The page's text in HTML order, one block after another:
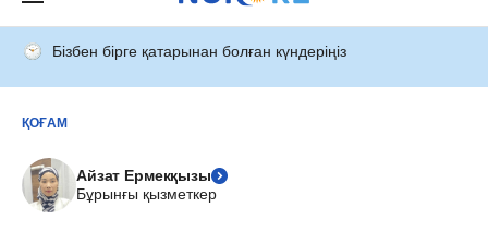
Бізбен бірге қатарынан болған күндеріңіз
ҚОҒАМ
Айзат Ермекқызы
Бұрынғы қызметкер